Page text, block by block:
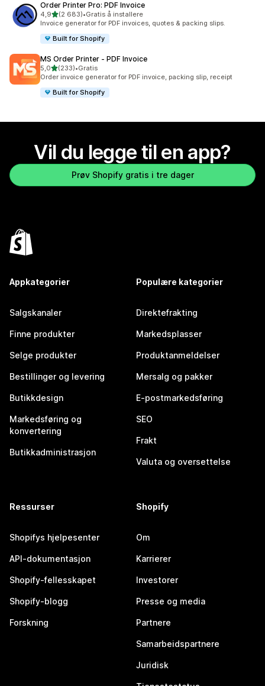
Order Printer Pro: PDF Invoice
4,9av 5 stjerner
(2 683)
Totalt 2683 omtaler
•Gratis å installere
Invoice generator for PDF invoices, quotes & packing slips.
Built for Shopify
MS Order Printer ‑ PDF Invoice
5,0av 5 stjerner
(233)
Totalt 233 omtaler
•Gratis
Order invoice generator for PDF invoice, packing slip, receipt
Built for Shopify
Vil du legge til en app?
Prøv Shopify gratis i tre dager
Appkategorier
Salgskanaler
Finne produkter
Selge produkter
Bestillinger og levering
Butikkdesign
Markedsføring og
konvertering
Butikkadministrasjon
Populære kategorier
Direktefrakting
Markedsplasser
Produktanmeldelser
Mersalg og pakker
E-postmarkedsføring
SEO
Frakt
Valuta og oversettelse
Ressurser
Shopifys hjelpesenter
API-dokumentasjon
Shopify-fellesskapet
Shopify-blogg
Forskning
Shopify
Om
Karrierer
Investorer
Presse og media
Partnere
Samarbeidspartnere
Juridisk